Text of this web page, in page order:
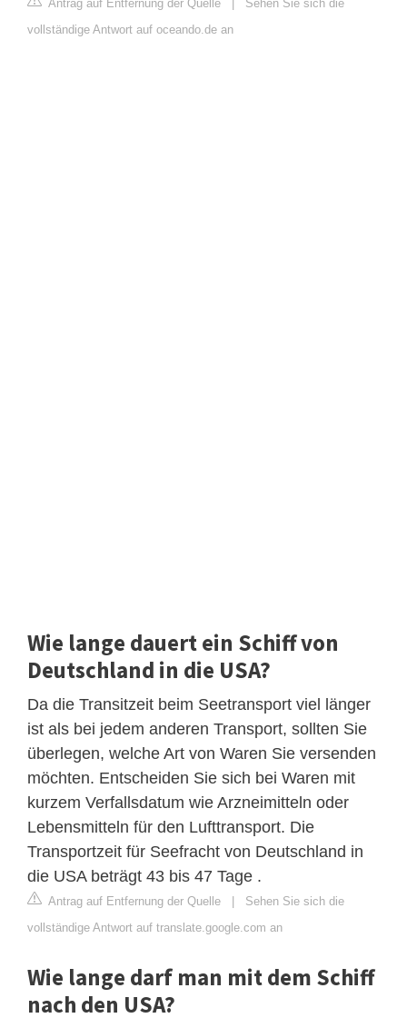
Antrag auf Entfernung der Quelle
Sehen Sie sich die
vollständige Antwort auf oceando.de an
Wie lange dauert ein Schiff von
Deutschland in die USA?
Da die Transitzeit beim Seetransport viel länger
ist als bei jedem anderen Transport, sollten Sie
überlegen, welche Art von Waren Sie versenden
möchten. Entscheiden Sie sich bei Waren mit
kurzem Verfallsdatum wie Arzneimitteln oder
Lebensmitteln für den Lufttransport. Die
Transportzeit für Seefracht von Deutschland in
die USA beträgt 43 bis 47 Tage .
Antrag auf Entfernung der Quelle | Sehen Sie sich die
vollständige Antwort auf translate.google.com an
Wie lange darf man mit dem Schiff
nach den USA?